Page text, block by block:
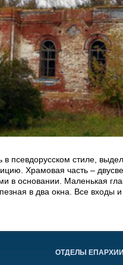
в псевдорусском стиле,
Храмовая часть –
в основании. Маленькая
в два окна. Все
ОТДЕЛЫ ЕПАРХИИ